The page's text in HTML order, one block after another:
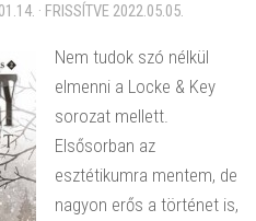
· FRISSÍTVE 2022.05.05.
Nem tudok szó nélkül
elmenni a Locke & Key
sorozat mellett.
Elsősorban az
esztétikumra mentem, de
nagyon erős a történet is,